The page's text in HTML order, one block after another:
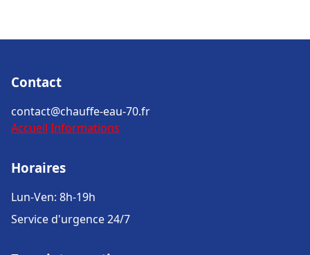
Contact
contact@chauffe-eau-70.fr
Accueil Informations
Horaires
Lun-Ven: 8h-19h
Service d'urgence 24/7